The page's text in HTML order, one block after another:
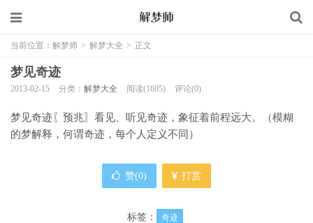
当前位置： 解梦师 > 解梦大全 > 正文
梦见奇迹
2013-02-15 分类： 解梦大全 阅读(1695) 评论(0)
梦见奇迹〖预兆〗看见、听见奇迹，象征着前程远大。（模糊
的梦解释，何谓奇迹，每个人定义不同）
赞(0) 打赏
标签： 奇迹